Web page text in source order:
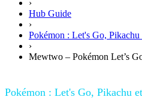
›
Hub Guide
›
Pokémon : Let's Go,
›
Mewtwo – Pokémon Let’s
Pokémon : Let's Go, Pikachu